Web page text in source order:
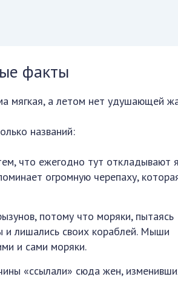
факты
мягкая, а летом нет удушающей
названий:
что ежегодно тут откладывают
огромную черепаху,
потому что моряки, пытаясь
и лишались своих кораблей. Мыши
и сами моряки.
«ссылали» сюда жен,